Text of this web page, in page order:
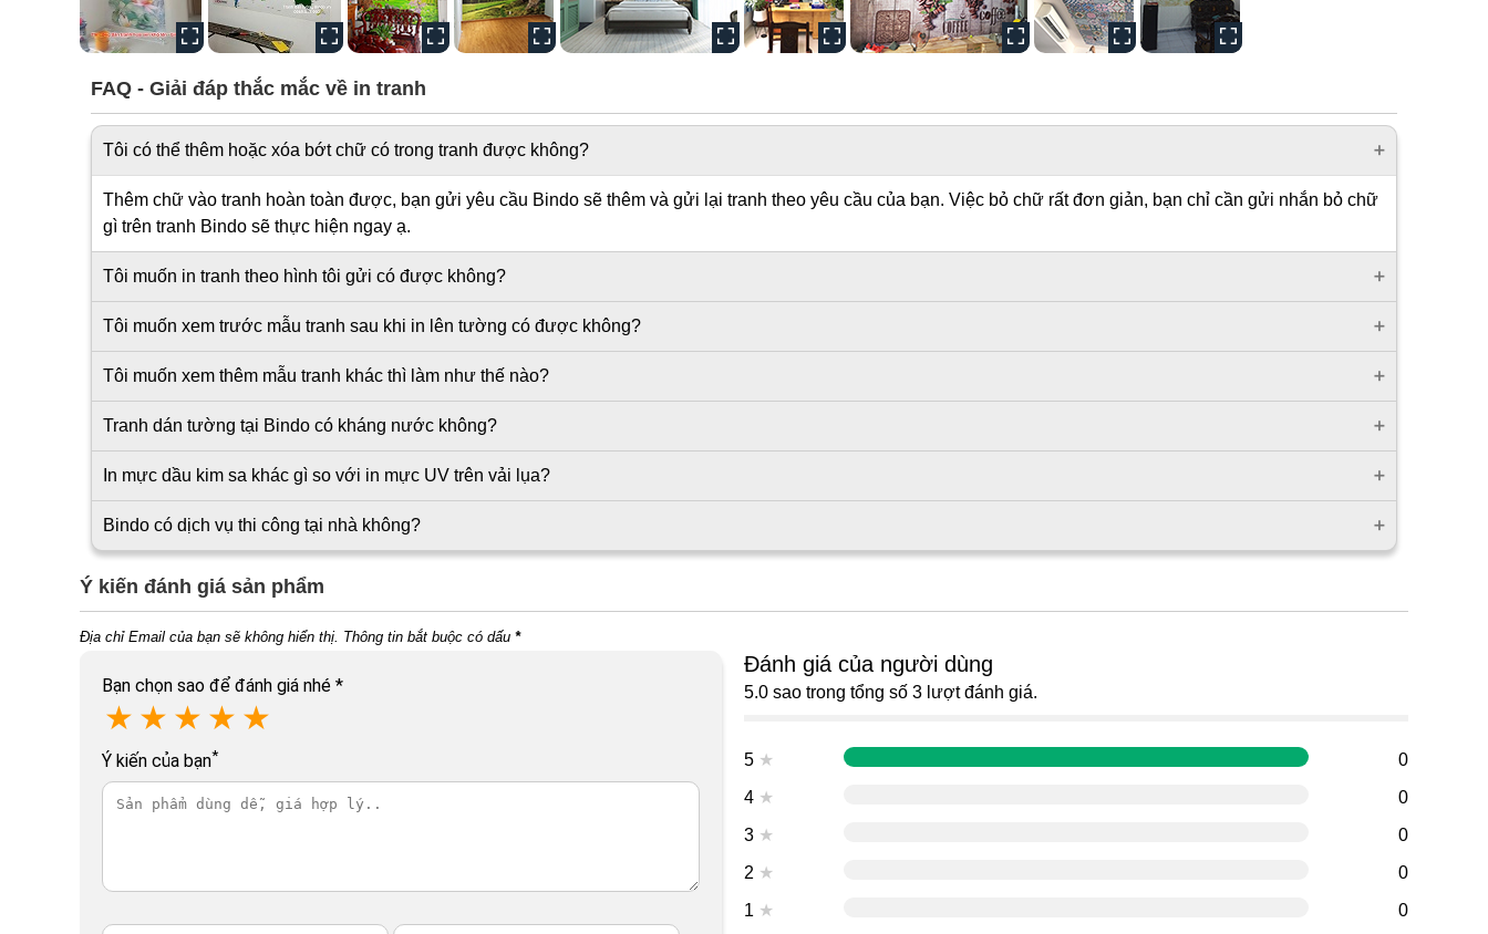
FAQ - Giải đáp thắc mắc về in tranh
Tôi có thể thêm hoặc xóa bớt chữ có trong tranh được không?
Thêm chữ vào tranh hoàn toàn được, bạn gửi yêu cầu Bindo sẽ thêm và gửi lại tranh theo yêu cầu của bạn. Việc bỏ chữ rất đơn giản, bạn chỉ cần gửi nhắn bỏ chữ
gì trên tranh Bindo sẽ thực hiện ngay ạ.
Tôi muốn in tranh theo hình tôi gửi có được không?
Tôi muốn xem trước mẫu tranh sau khi in lên tường có được không?
Tôi muốn xem thêm mẫu tranh khác thì làm như thế nào?
Tranh dán tường tại Bindo có kháng nước không?
In mực dầu kim sa khác gì so với in mực UV trên vải lụa?
Bindo có dịch vụ thi công tại nhà không?
Ý kiến đánh giá sản phẩm
Địa chỉ Email của bạn sẽ không hiển thị. Thông tin bắt buộc có dấu *
Bạn chọn sao để đánh giá nhé *
★ ★ ★ ★ ★
Ý kiến của bạn*
Đánh giá của người dùng
5.0 sao trong tổng số 3 lượt đánh giá.
5 ★
0
4 ★
0
3 ★
0
2 ★
0
1 ★ 0